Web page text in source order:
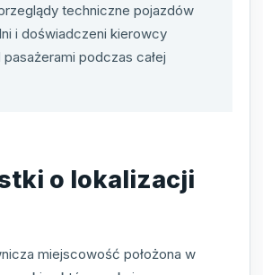
techniczne pojazdów
i doświadczeni kierowcy
pasażerami podczas całej
o lokalizacji
miejscowość położona w